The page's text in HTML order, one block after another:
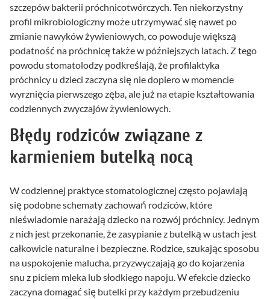
szczepów bakterii próchnicotwórczych. Ten niekorzystny
profil mikrobiologiczny może utrzymywać się nawet po
zmianie nawyków żywieniowych, co powoduje większą
podatność na próchnicę także w późniejszych latach. Z tego
powodu stomatolodzy podkreślają, że profilaktyka
próchnicy u dzieci zaczyna się nie dopiero w momencie
wyrznięcia pierwszego zęba, ale już na etapie kształtowania
codziennych zwyczajów żywieniowych.
Błędy rodziców związane z
karmieniem butelką nocą
W codziennej praktyce stomatologicznej często pojawiają
się podobne schematy zachowań rodziców, które
nieświadomie narażają dziecko na rozwój próchnicy. Jednym
z nich jest przekonanie, że zasypianie z butelką w ustach jest
całkowicie naturalne i bezpieczne. Rodzice, szukając sposobu
na uspokojenie malucha, przyzwyczajają go do kojarzenia
snu z piciem mleka lub słodkiego napoju. W efekcie dziecko
zaczyna domagać się butelki przy każdym przebudzeniu